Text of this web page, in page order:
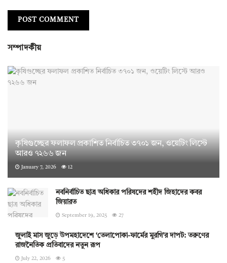
সম্পাদকীয়
কৃষিগুচ্ছের ফলাফল প্রকাশিত নির্বাচিত ৩৭০১ জন, ওয়েটিং লিস্টে
আরও ৭২৬৬ জন
January 7, 2026 12
নবনির্বাচিত ছাত্র অধিকার পরিষদের শহীদ জিহাদের কবর
জিয়ারত
September 19, 2025 27
জুলাই মাস জুড়ে উপমহাদেশে ‘তেলাপোকা-ফার্মের মুরগি’র দাপট: তরুণের
রাজনৈতিক প্রতিবাদের নতুন রূপ
July 22, 2026 5